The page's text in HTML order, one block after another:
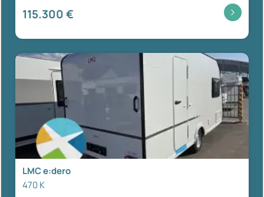
115.300 €
LMC e:dero
470 K